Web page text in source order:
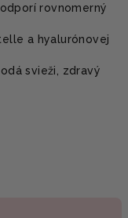
rovnomerný
a hyalurónovej
svieži, zdravý